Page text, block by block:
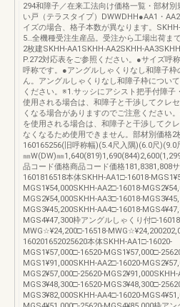
294和障子／在来工法向け価格一覧・部材別
い戸（テラスタイプ）DWWDHH●AA1・
イズの場合、格子本数が異なります。
5…全機種受注生産品。受注から工場出荷ま
2枚建SKHH-AA1SKHH-AA2SKHH-
P.272対応表をご参照ください。●サイズ呼
呼称です。●アングルしゃくりなし和障子枠
ん。アングルしゃくりなし和障子枠につい
ください。※1.サッシにアシスト把手付障子
使用される場合は、和障子と干渉してクレ
くなる場合がありますのでご注意ください
を使用される場合は、和障子と干渉してク
なくなるため使用できません。部材別価格2
160165256(旧呼称幅)(5.4尺入隅)(6.0尺)(9.0
㎜W(DW)㎜
品コード価格商品コード価格181,8381,808
1601816518本体SKHH-AA1□-16018-
MGS1¥54,000SKHH-AA2□-16018-
MGS2¥54,000SKHH-AA3□-16018-
MGS3¥45,200SKHH-AA4□-16018-
MGS4¥47,300枠アングルしゃくり付□-
MWG☆¥24,200□-16518-
160201652025620本体SKHH-AA1□-16020-
MGS1¥57,000□-16520-MGS1¥57,000□-
MGS1¥91,000SKHH-AA2□-16020-
MGS2¥57,000□-25620-MGS2¥91,000SKHH-
MGS3¥48,300□-16520-MGS3¥48,300□-
MGS3¥82,000SKHH-AA4□-16020-